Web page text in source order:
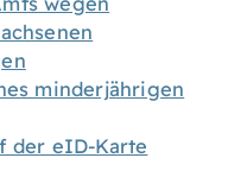
minderjährigen
der eID-Karte